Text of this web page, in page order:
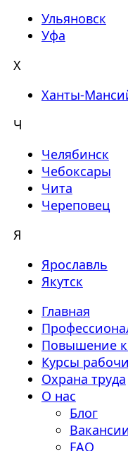
Ульяновск
Уфа
Х
Ханты-
Ч
Челябинск
Чебоксары
Чита
Череповец
Я
Ярославль
Якутск
Главная
Повышение
Курсы
Охрана труда
О нас
Блог
Вакансии
FAQ